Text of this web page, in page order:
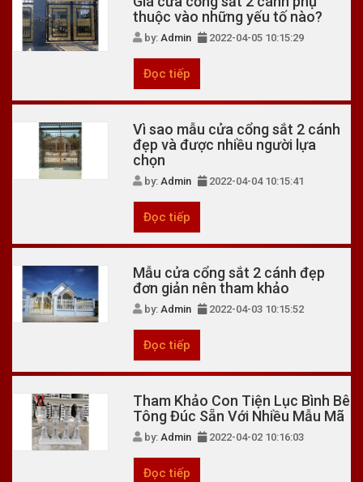
thuộc vào những yếu tố nào?
by:Admin 2022-04-05 10:15:29
Đọc tiếp
Vì sao mẫu cửa cổng sắt 2 cánh
đẹp và được nhiều người lựa
chọn
by:Admin 2022-04-04 10:15:41
Đọc tiếp
Mẫu cửa cổng sắt 2 cánh đẹp
đơn giản nên tham khảo
by:Admin 2022-04-03 10:15:52
Đọc tiếp
Tham Khảo Con Tiện Lục Bình Bê
Tông Đúc Sẵn Với Nhiều Mẫu Mã
by:Admin 2022-04-02 10:16:03
Đọc tiếp